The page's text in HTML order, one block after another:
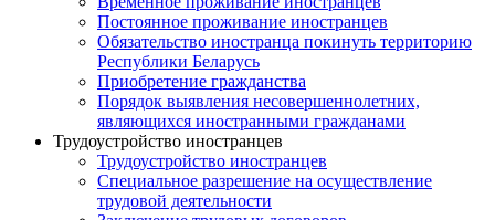
Постоянное проживание иностранцев
Обязательство иностранца покинуть территорию
Республики Беларусь
Приобретение гражданства
Порядок выявления несовершеннолетних,
являющихся иностранными гражданами
Трудоустройство иностранцев
Трудоустройство иностранцев
Специальное разрешение на осуществление
трудовой деятельности